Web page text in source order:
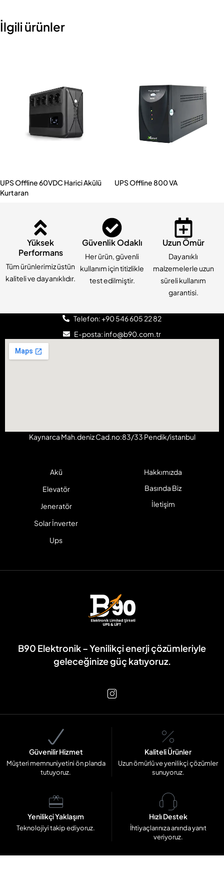
İlgili ürünler
UPS Offline 60VDC Harici Akülü
Kurtaran
UPS Offline 800 VA
Yüksek
Performans
Tüm ürünlerimiz üstün
kaliteli ve dayanıklıdır.
Güvenlik Odaklı
Her ürün, güvenli
kullanım için titizlikle
test edilmiştir.
Uzun Ömür
Dayanıklı
malzemelerle uzun
süreli kullanım
garantisi.
B90 Elektronik – Yenilikçi enerji çözümleriyle
geleceğinize güç katıyoruz.
Akü
Elevatör
Jeneratör
Solar İnverter
Ups
Hakkımızda
Basında Biz
İletişim
Telefon: +90 546 605 22 82
E-posta: info@b90.com.tr
Kaynarca Mah.deniz Cad.no:83/33 Pendik/istanbul
Güvenilir Hizmet
Müşteri memnuniyetini ön planda
tutuyoruz.
Kaliteli Ürünler
Uzun ömürlü ve yenilikçi çözümler
sunuyoruz.
Yenilikçi Yaklaşım
Teknolojiyi takip ediyoruz.
Hızlı Destek
İhtiyaçlarınıza anında yanıt
veriyoruz.